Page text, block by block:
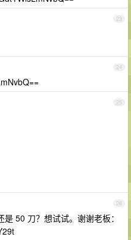
23
24
25
26
50 刀？想试试。谢谢老板：